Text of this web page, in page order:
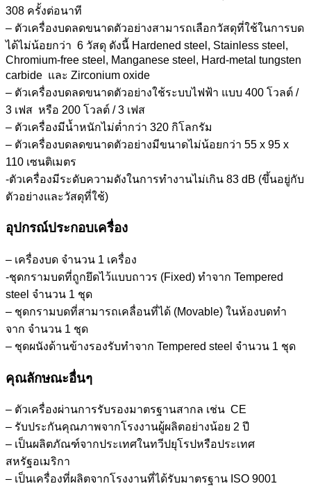
308 ครั้งต่อนาที
– ตัวเครื่องบดลดขนาดตัวอย่างสามารถเลือกวัสดุที่ใช้ในการบด
ได้ไม่น้อยกว่า 6 วัสดุ ดังนี้ Hardened steel, Stainless steel,
Chromium-free steel, Manganese steel, Hard-metal tungsten
carbide และ Zirconium oxide
– ตัวเครื่องบดลดขนาดตัวอย่างใช้ระบบไฟฟ้า แบบ 400 โวลต์ /
3 เฟส หรือ 200 โวลต์ / 3 เฟส
– ตัวเครื่องมีน้ำหนักไม่ต่ำกว่า 320 กิโลกรัม
– ตัวเครื่องบดลดขนาดตัวอย่างมีขนาดไม่น้อยกว่า 55 x 95 x
110 เซนติเมตร
-ตัวเครื่องมีระดับความดังในการทำงานไม่เกิน 83 dB (ขึ้นอยู่กับ
ตัวอย่างและวัสดุที่ใช้)
อุปกรณ์ประกอบเครื่อง
– เครื่องบด จำนวน 1 เครื่อง
-ชุดกรามบดที่ถูกยึดไว้แบบถาวร (Fixed) ทำจาก Tempered
steel จำนวน 1 ชุด
– ชุดกรามบดที่สามารถเคลื่อนที่ได้ (Movable) ในห้องบดทำ
จาก จำนวน 1 ชุด
– ชุดผนังด้านข้างรองรับทำจาก Tempered steel จำนวน 1 ชุด
คุณลักษณะอื่นๆ
– ตัวเครื่องผ่านการรับรองมาตรฐานสากล เช่น CE
– รับประกันคุณภาพจากโรงงานผู้ผลิตอย่างน้อย 2 ปี
– เป็นผลิตภัณฑ์จากประเทศในทวีปยุโรปหรือประเทศ
สหรัฐอเมริกา
– เป็นเครื่องที่ผลิตจากโรงงานที่ได้รับมาตรฐาน ISO 9001